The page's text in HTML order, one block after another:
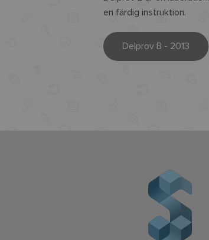
en färdig instruktion.
Delprov B - 2013